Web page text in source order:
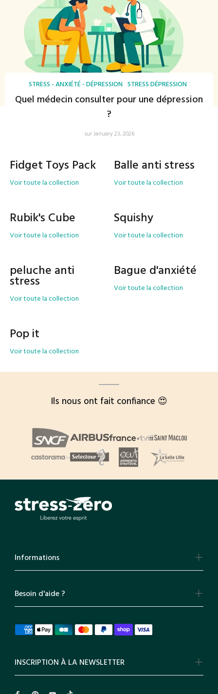
STRESS - ANXIÉTÉ - DÉPRESSION STRESS DÉPRESSION
Quel médecin consulter pour une dépression
?
sur January 23, 2026
Fidget Toys Pack
Voir toute la collection
Balle anti stress
Voir toute la collection
Rubik's Cube
Voir toute la collection
Squishy
Voir toute la collection
peluche anti
stress
Voir toute la collection
Bague d'anxiété
Voir toute la collection
Pop it
Voir toute la collection
Ils nous ont fait confiance 😍
Informations
Besoin d'aide ?
INSCRIPTION À LA NEWSLETTER